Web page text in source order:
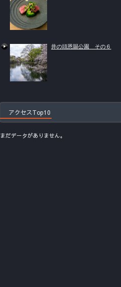
井の頭恩賜公園 その６
アクセスTop10
まだデータがありません。